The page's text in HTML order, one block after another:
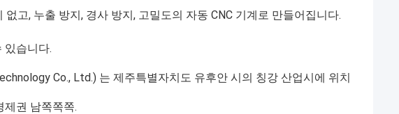
고, 누출 방지, 경사 방지, 고밀도의 자동 CNC 기계로 만들어집니다.
있습니다.
Co., Ltd.) 는 제주특별자치도 유후안 시의 칭강 산업시에 위치
권 남쪽쪽쪽.